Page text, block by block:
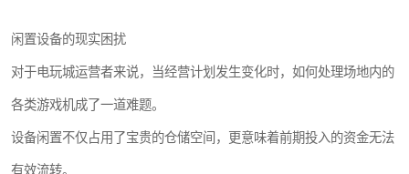
闲置设备的现实困扰
对于电玩城运营者来说，当经营计划发生变化时，如何处理场地内的
各类游戏机成了一道难题。
设备闲置不仅占用了宝贵的仓储空间，更意味着前期投入的资金无法
有效流转。